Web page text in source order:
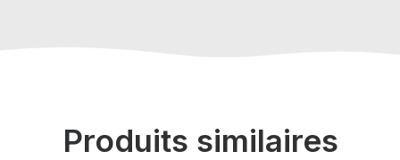
Produits similaires